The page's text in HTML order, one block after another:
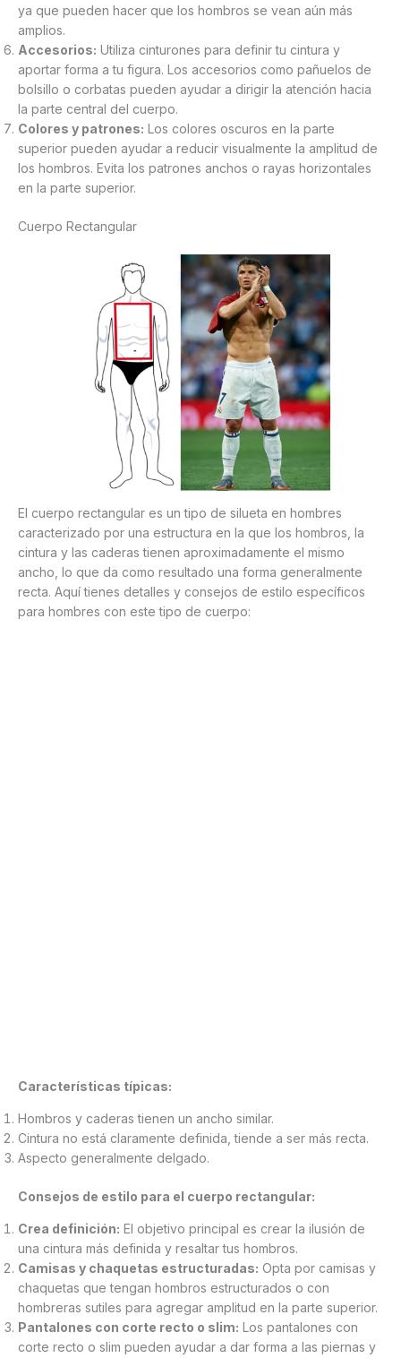
ya que pueden hacer que los hombros se vean aún más
amplios.
Accesorios: Utiliza cinturones para definir tu cintura y
aportar forma a tu figura. Los accesorios como pañuelos de
bolsillo o corbatas pueden ayudar a dirigir la atención hacia
la parte central del cuerpo.
Colores y patrones: Los colores oscuros en la parte
superior pueden ayudar a reducir visualmente la amplitud de
los hombros. Evita los patrones anchos o rayas horizontales
en la parte superior.
Cuerpo Rectangular
El cuerpo rectangular es un tipo de silueta en hombres
caracterizado por una estructura en la que los hombros, la
cintura y las caderas tienen aproximadamente el mismo
ancho, lo que da como resultado una forma generalmente
recta. Aquí tienes detalles y consejos de estilo específicos
para hombres con este tipo de cuerpo:
Características típicas:
Hombros y caderas tienen un ancho similar.
Cintura no está claramente definida, tiende a ser más recta.
Aspecto generalmente delgado.
Consejos de estilo para el cuerpo rectangular:
Crea definición: El objetivo principal es crear la ilusión de
una cintura más definida y resaltar tus hombros.
Camisas y chaquetas estructuradas: Opta por camisas y
chaquetas que tengan hombros estructurados o con
hombreras sutiles para agregar amplitud en la parte superior.
Pantalones con corte recto o slim: Los pantalones con
corte recto o slim pueden ayudar a dar forma a las piernas y